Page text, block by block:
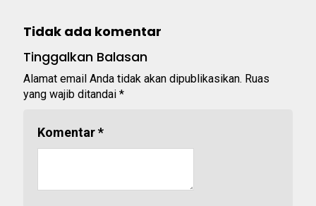
Tidak ada komentar
Tinggalkan Balasan
Alamat email Anda tidak akan dipublikasikan. Ruas
yang wajib ditandai *
Komentar*